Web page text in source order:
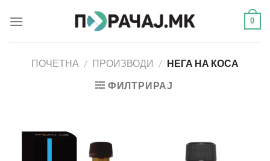
0
ПОЧЕТНА / ПРОИЗВОДИ / НЕГА НА КОСА
ФИЛТРИРАЈ